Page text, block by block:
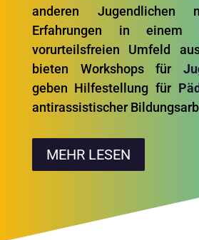
anderen Jugendlichen
Erfahrungen in einem
vorurteilsfreien Umfeld
bieten Workshops für
geben Hilfestellung für
antirassistischer
MEHR LESEN